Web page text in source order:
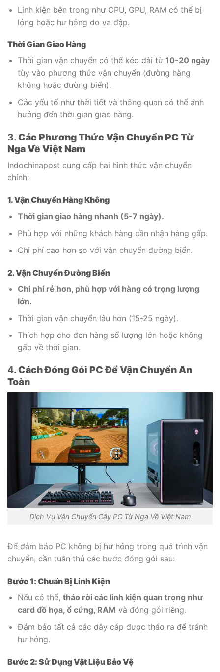
Linh kiện bên trong như CPU, GPU, RAM có thể bị
lỏng hoặc hư hỏng do va đập.
Thời Gian Giao Hàng
Thời gian vận chuyển có thể kéo dài từ 10-20 ngày
tùy vào phương thức vận chuyển (đường hàng
không hoặc đường biển).
Các yếu tố như thời tiết và thông quan có thể ảnh
hưởng đến thời gian giao hàng.
3. Các Phương Thức Vận Chuyển PC Từ
Nga Về Việt Nam
Indochinapost cung cấp hai hình thức vận chuyển
chính:
1. Vận Chuyển Hàng Không
Thời gian giao hàng nhanh (5-7 ngày).
Phù hợp với những khách hàng cần nhận hàng gấp.
Chi phí cao hơn so với vận chuyển đường biển.
2. Vận Chuyển Đường Biển
Chi phí rẻ hơn, phù hợp với hàng có trọng lượng
lớn.
Thời gian vận chuyển lâu hơn (15-25 ngày).
Thích hợp cho đơn hàng số lượng lớn hoặc không
gấp về thời gian.
4. Cách Đóng Gói PC Để Vận Chuyển An
Toàn
Dịch Vụ Vận Chuyển Cây PC Từ Nga Về Việt Nam
Để đảm bảo PC không bị hư hỏng trong quá trình vận
chuyển, cần tuân thủ các bước đóng gói sau:
Bước 1: Chuẩn Bị Linh Kiện
Nếu có thể, tháo rời các linh kiện quan trọng như
card đồ họa, ổ cứng, RAM và đóng gói riêng.
Đảm bảo tất cả các dây cáp được tháo ra để tránh
hư hỏng.
Bước 2: Sử Dụng Vật Liệu Bảo Vệ